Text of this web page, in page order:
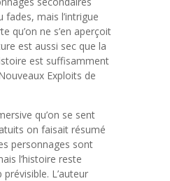
mais l’intrigue
qu’on ne s’en aperçoit
est aussi sec que la
est suffisamment
Exploits de
qu’on se sent
on faisait résumé
personnages sont
l’histoire reste
L’auteur